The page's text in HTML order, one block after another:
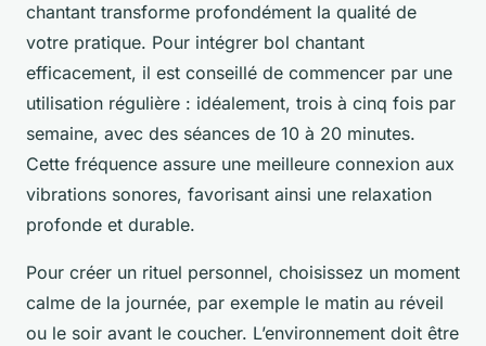
chantant transforme profondément la qualité de
votre pratique. Pour intégrer bol chantant
efficacement, il est conseillé de commencer par une
utilisation régulière : idéalement, trois à cinq fois par
semaine, avec des séances de 10 à 20 minutes.
Cette fréquence assure une meilleure connexion aux
vibrations sonores, favorisant ainsi une relaxation
profonde et durable.
Pour créer un rituel personnel, choisissez un moment
calme de la journée, par exemple le matin au réveil
ou le soir avant le coucher. L’environnement doit être